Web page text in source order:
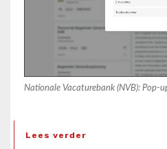
Nationale Vacaturebank (NVB): Pop-
Lees verder